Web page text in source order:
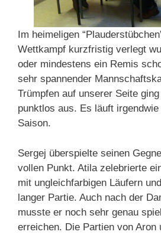
Im heimeligen
Wettkampf kurzfristig verlegt
oder mindestens ein Remis
sehr spannender
Trümpfen auf unserer Seite
punktlos aus. Es läuft
Saison.
Sergej überspielte seinen
vollen Punkt. Atila zelebrierte
mit ungleichfarbigen Läufern
langer Partie. Auch nach der
musste er noch sehr genau
erreichen. Die Partien von Aron